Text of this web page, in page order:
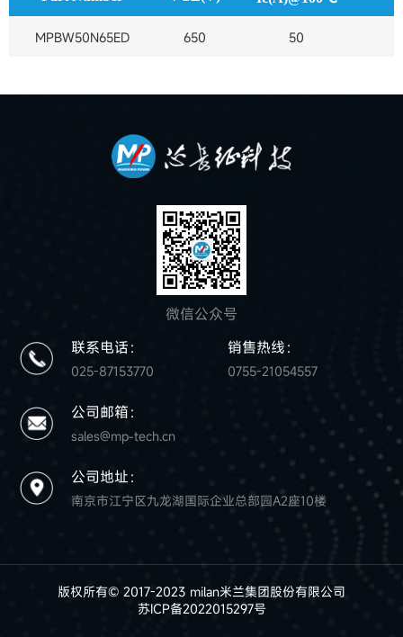
MPBW50N65ED 650 50
微信公众号
联系电话：
025-87153770
销售热线：
0755-21054557
公司邮箱：
sales@mp-tech.cn
公司地址：
南京市江宁区九龙湖国际企业总部园A2座10楼
版权所有© 2017-2023 milan米兰集团股份有限公司
苏ICP备2022015297号